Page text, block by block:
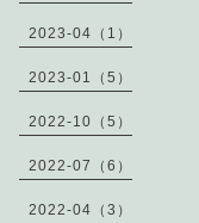
2023-04（1）
2023-01（5）
2022-10（5）
2022-07（6）
2022-04（3）